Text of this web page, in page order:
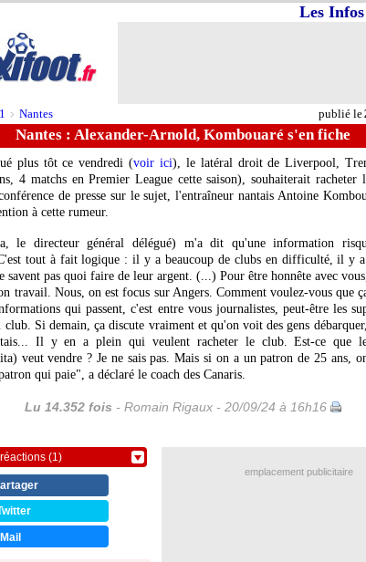
> Nantes publié le
Les
Nantes : Alexander-Arnold, Kombouaré s'en fiche
plus tôt ce vendredi (voir ici), le latéral droit de Liverpool,
4 matchs en Premier League cette saison), souhaiterait racheter
de presse sur le sujet, l'entraîneur nantais Antoine
à cette rumeur.
le directeur général délégué) m'a dit qu'une information
tout à fait logique : il y a beaucoup de clubs en difficulté, il y a
savent pas quoi faire de leur argent. (...) Pour être honnête avec
travail. Nous, on est focus sur Angers. Comment voulez-vous que
qui passent, c'est entre vous journalistes, peut-être les
club. Si demain, ça discute vraiment et qu'on voit des gens
Il y en a plein qui veulent racheter le club. Est-ce que
veut vendre ? Je ne sais pas. Mais si on a un patron de 25 ans,
qui paie", a déclaré le coach des Canaris.
Lu 14.352 fois - Romain Rigaux - 20/09/24 à 16h16
(1)
Mail
emplacement publicitaire